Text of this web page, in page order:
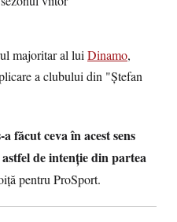
majoritar al luiDinamo,
a clubului din "Ştefan
făcut ceva în acest sens
de intenţie din partea
pentru ProSport.